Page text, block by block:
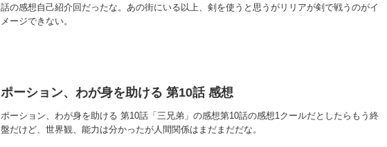
話の感想自己紹介回だったな。あの街にいる以上、剣を使うと思うがリリアが剣で戦うのがイ
メージできない。
ポーション、わが身を助ける 第10話 感想
ポーション、わが身を助ける 第10話「三兄弟」の感想第10話の感想1クールだとしたらもう終
盤だけど、世界観、能力は分かったが人間関係はまだまだだな。